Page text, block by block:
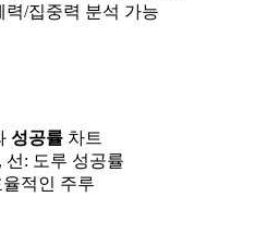
/집중력 분석 가능
성공률 차트
선: 도루 성공률
적인 주루